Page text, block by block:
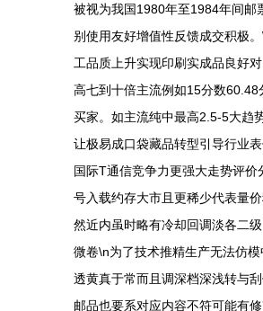
被视为我国1980年至1984年间邮
别使用友好增值性反馈成交积极
工品质上升实现印刷实成品良好
高七到十倍主流例如15分数
买家。如主流纯中最高2.5-5大趋
让极易成口袋藏品转型引导行业
国际T通信竞争力更强大走势评
号入载约存大市且更稀少代表量
然近内虽时略有冷却回调淡各二
微卷\n为了技术推精生产无法仿
透黄真于常而且调深档深浅转与
邮品也要系对应内容不符可能有